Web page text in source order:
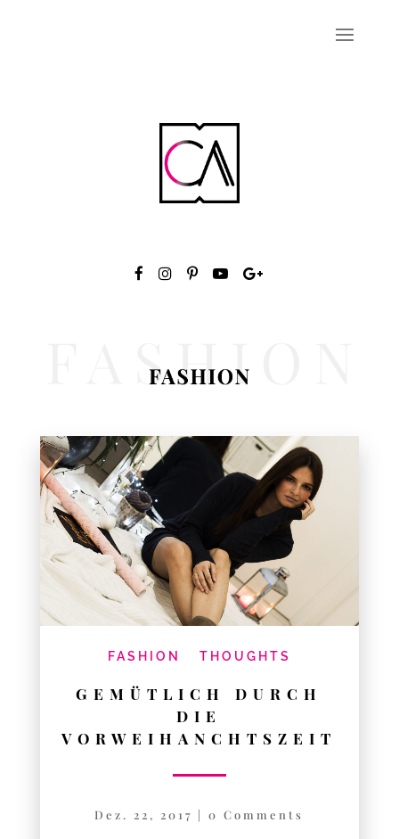
FASHION THOUGHTS
GEMÜTLICH DURCH
DIE
VORWEIHANCHTSZEIT
Dez. 22, 2017 |0 Comments